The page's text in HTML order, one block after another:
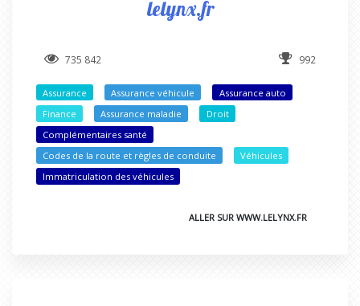
lelynx.fr
735 842 992
Assurance Assurance véhicule
Assurance auto
Finance
Assurance maladie
Droit
Complémentaires santé
Codes de la route et règles de conduite
Véhicules
Immatriculation des véhicules
ALLER SUR WWW.LELYNX.FR